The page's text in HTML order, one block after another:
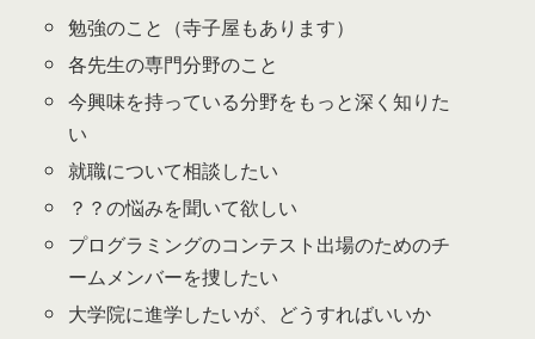
勉強のこと（寺子屋もあります）
各先生の専門分野のこと
今興味を持っている分野をもっと深く知りた
い
就職について相談したい
？？の悩みを聞いて欲しい
プログラミングのコンテスト出場のためのチ
ームメンバーを捜したい
大学院に進学したいが、どうすればいいか